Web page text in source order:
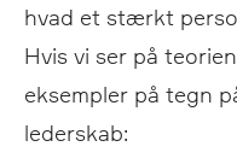
hvad et stærkt
Hvis vi ser på
eksempler på tegn
lederskab: